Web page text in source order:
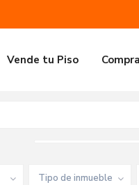
Vende tu Piso
Tipo de inmueble